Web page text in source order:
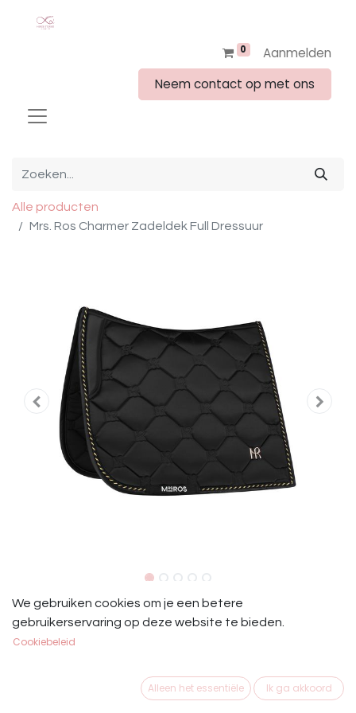
0
Aanmelden
Neem contact op met ons
Alle producten
Mrs. Ros Charmer Zadeldek Full Dressuur
Mrs. Ros Charmer Zadeldek Full
Dressuur
We gebruiken cookies om je een betere
gebruikerservaring op deze website te bieden.
Cookiebeleid
Alleen het essentiële Ik ga akkoord